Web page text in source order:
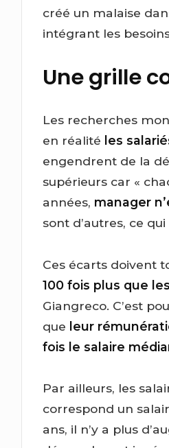
créé un malaise
intégrant les
Une grille
Les recherches
en réalité les
engendrent de la
supérieurs car «
années, manager
sont d’autres, ce
Ces écarts doivent
100 fois plus que
Giangreco. C’est
que leur
fois le salaire
Par ailleurs, les
correspond un
ans, il n’y a plus